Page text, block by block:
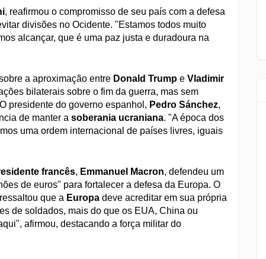
, reafirmou o compromisso de seu país com a defesa
divisões no Ocidente. "Estamos todos muito
alcançar, que é uma paz justa e duradoura na
a aproximação entre Donald Trump e Vladimir
bilaterais sobre o fim da guerra, mas sem
presidente do governo espanhol, Pedro Sánchez,
de manter a soberania ucraniana. "A época dos
uma ordem internacional de países livres, iguais
francês, Emmanuel Macron, defendeu um
de euros" para fortalecer a defesa da Europa. O
que a Europa deve acreditar em sua própria
de soldados, mais do que os EUA, China ou
afirmou, destacando a força militar do